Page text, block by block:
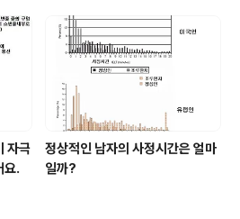
자극
요.
정상적인 남자의 사정시간은 얼마
일까?